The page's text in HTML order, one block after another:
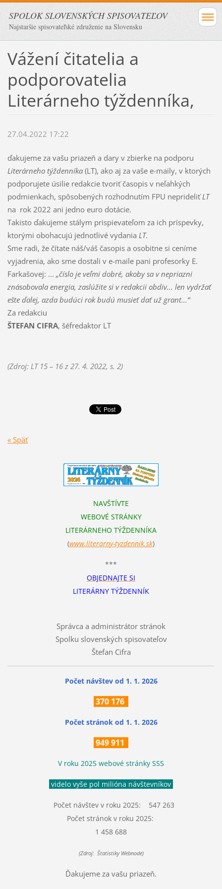
SPOLOK SLOVENSKÝCH SPISOVATEĽOV
Najstaršie spisovateľské združenie na Slovensku
Vážení čitatelia a
podporovatelia
Literárneho týždenníka,
27.04.2022 17:22
ďakujeme za vašu priazeň a dary v zbierke na podporu
Literárneho týždenníka(LT), ako aj za vaše e-maily, v ktorých
podporujete úsilie redakcie tvoriť časopis v neľahkých
podmienkach, spôsobených rozhodnutím FPU neprideliťLT
na rok 2022 ani jedno euro dotácie.
Takisto ďakujeme stálym prispievateľom za ich príspevky,
ktorými obohacujú jednotlivé vydania LT.
Sme radi, že čítate náš/váš časopis a osobitne si ceníme
vyjadrenia, ako sme dostali v e-maile pani profesorky E.
Farkašovej: ... „číslo je veľmi dobré, akoby sa v nepriazni
znásobovala energia, zaslúžite si v redakcii obdiv... len vydržať
ešte ďalej, azda budúci rok budú musieť dať už grant...“
Za redakciu
ŠTEFAN CIFRA, šéfredaktor LT
(Zdroj: LT 15 – 16 z 27. 4. 2022, s. 2)
« Späť
NAVŠTÍVTE
WEBOVÉ STRÁNKY
LITERÁRNEHO TÝŽDENNÍKA
(www.literarny-tyzdennik.sk)
***
OBJEDNAJTE SI
LITERÁRNY TÝŽDENNÍK
Správca a administrátor stránok
Spolku slovenských spisovateľov
Štefan Cifra
Počet návštev od 1. 1. 2026
370 176
Počet stránok od 1. 1. 2026
949 911
V roku 2025 webové stránky SSS
videlo vyše pol milióna návštevníkov
Počet návštev v roku 2025: 547 263
Počet stránok v roku 2025:
1 458 688
(Zdroj: Štatistiky Webnode)
Ďakujeme za vašu priazeň.